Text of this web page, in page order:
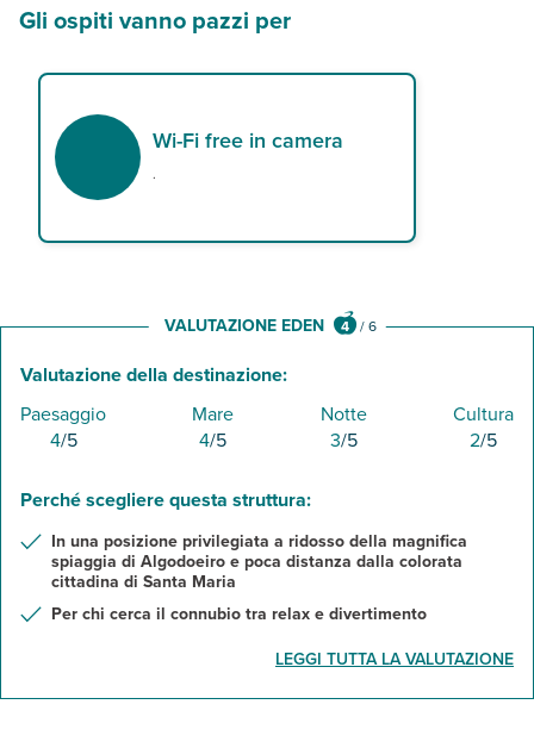
Gli ospiti vanno pazzi per
Wi-Fi free in camera
.
VALUTAZIONE EDEN 4 /6
Valutazione della destinazione:
Paesaggio
4/5
Mare
4/5
Notte
3/5
Cultura
2/5
Perché scegliere questa struttura:
In una posizione privilegiata a ridosso della magnifica
spiaggia di Algodoeiro e poca distanza dalla colorata
cittadina di Santa Maria
Per chi cerca il connubio tra relax e divertimento
LEGGI TUTTA LA VALUTAZIONE